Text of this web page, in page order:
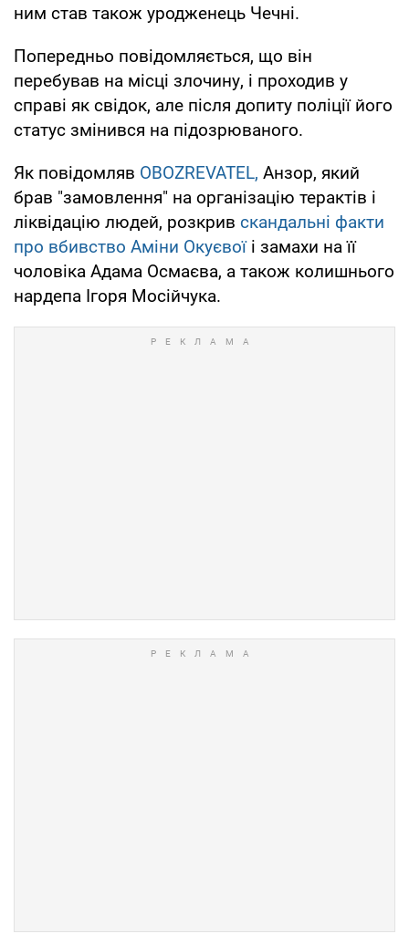
ним став також уродженець Чечні.
Попередньо повідомляється, що він
перебував на місці злочину, і проходив у
справі як свідок, але після допиту поліції його
статус змінився на підозрюваного.
Як повідомляв OBOZREVATEL, Анзор, який
брав "замовлення" на організацію терактів і
ліквідацію людей, розкрив скандальні факти
про вбивство Аміни Окуєвоїі замахи на її
чоловіка Адама Осмаєва, а також колишнього
нардепа Ігоря Мосійчука.